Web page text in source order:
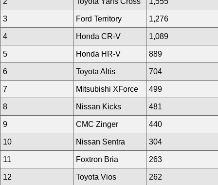
3 Ford Territory 1,276
4 Honda CR-V 1,089
5 Honda HR-V 889
6 Toyota Altis 704
7 Mitsubishi XForce 499
8 Nissan Kicks 481
9 CMC Zinger 440
10 Nissan Sentra 304
11 Foxtron Bria 263
12 Toyota Vios 262